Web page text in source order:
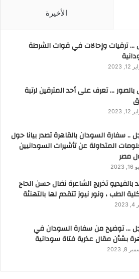
الأخيرة
… ترقيات وإحالات في قوات الشرطة
2023
بالصور … تعرف على أحد المترقين لرتبة
2023
.. سفارة السودان بالقاهرة تصدر بيانا حول
المتداولة عن تأشيرات السودانيين
مصر
بالفيديو تخريج الشاعرة نضال حسن الحاج
الطب ، ونور نيوز تتقدم لها بالتهنئة
… توضيح من سفارة السودان في
بشأن مقال عذرية فتاة سودانية
8, 2023